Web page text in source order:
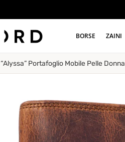
BORSE ZAINI
“Alyssa” Portafoglio Mobile Pelle Donna